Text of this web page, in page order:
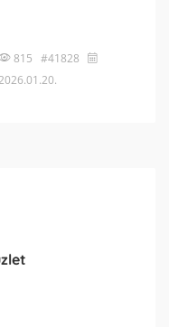
815 #41828